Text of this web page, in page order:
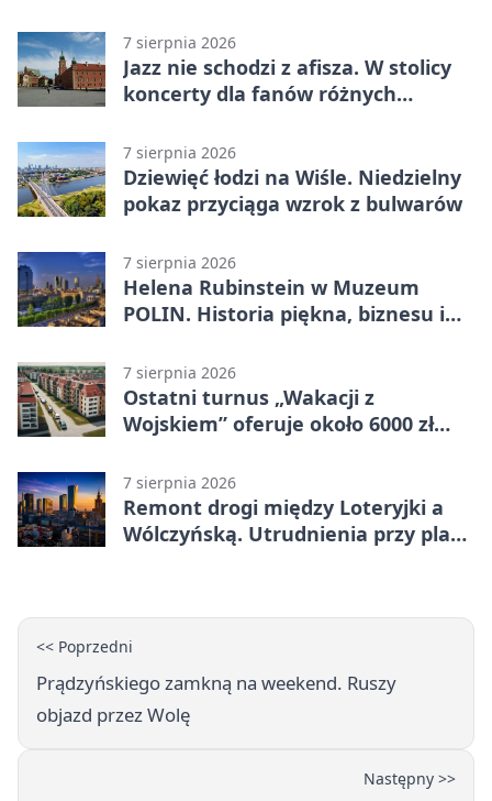
7 sierpnia 2026
Jazz nie schodzi z afisza. W stolicy
koncerty dla fanów różnych
7 sierpnia 2026
Dziewięć łodzi na Wiśle. Niedzielny
pokaz przyciąga wzrok z bulwarów
7 sierpnia 2026
Helena Rubinstein w Muzeum
POLIN. Historia piękna, biznesu i
7 sierpnia 2026
Ostatni turnus „Wakacji z
Wojskiem” oferuje około 6000 zł
7 sierpnia 2026
Remont drogi między Loteryjki a
Wólczyńską. Utrudnienia przy placu
<< Poprzedni
Prądzyńskiego zamkną na weekend. Ruszy
objazd przez Wolę
Następny >>